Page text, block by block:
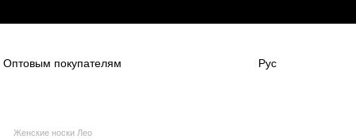
Оптовым покупателям
Рус
Женские носки Лео